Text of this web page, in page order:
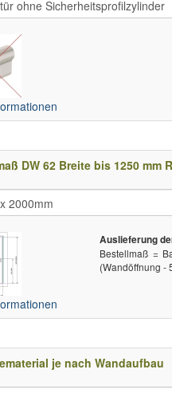
DW 62 Breite bis 1250 mm
Auslieferung
Bestellmaß =
(Wandöffnung -
je nach Wandaufbau